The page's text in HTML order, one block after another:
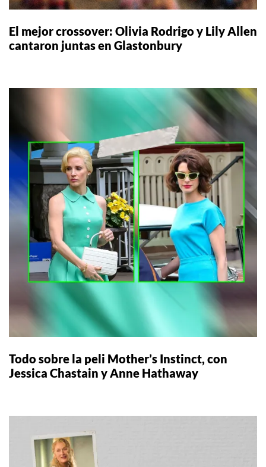
El mejor crossover: Olivia Rodrigo y Lily Allen
cantaron juntas en Glastonbury
Todo sobre la peli Mother’s Instinct, con
Jessica Chastain y Anne Hathaway